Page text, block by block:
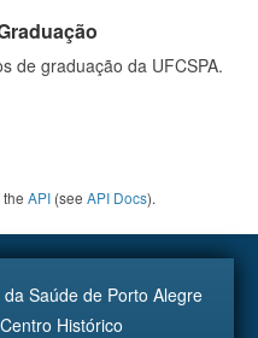
de graduação da UFCSPA.
API (see API Docs).
Saúde de Porto Alegre
Histórico